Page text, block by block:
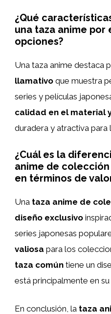
¿Qué
una taza anime por
opciones?
Una taza anime destaca
llamativo que muestra
series y películas
calidad en el material
duradera y atractiva para
¿Cuál es la
anime de colección
en términos de
Una taza anime de
diseño exclusivo
series japonesas
valiosa para los
taza común tiene un
está principalmente en
En conclusión, la taza